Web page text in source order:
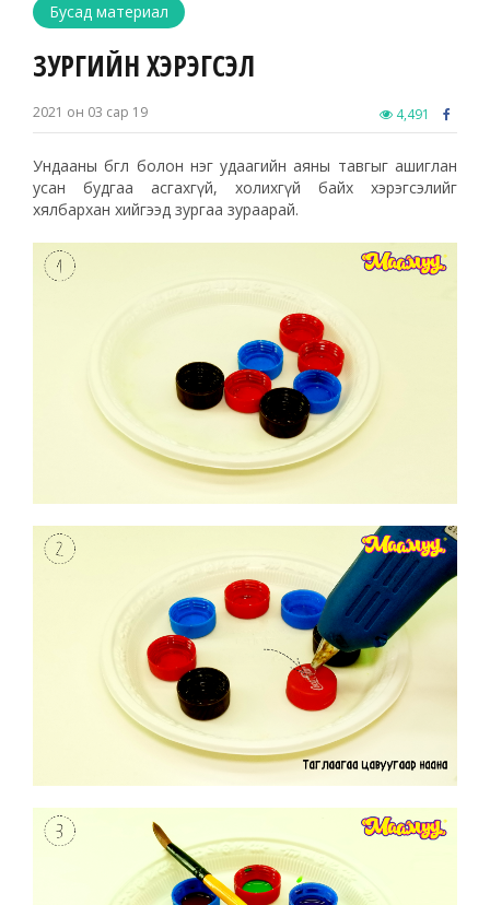
Бусад материал
ЗУРГИЙН ХЭРЭГСЭЛ
4,491
2021 он 03 сар 19
Ундааны бөглөө болон нэг удаагийн аяны тавгыг ашиглан
усан будгаа асгахгүй, холихгүй байх хэрэгсэлийг
хялбархан хийгээд зургаа зураарай.